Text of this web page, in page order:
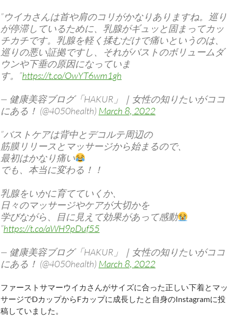
”ウイカさんは首や肩のコリがかなりありますね。巡り
が停滞しているために、乳腺がギュッと固まってカッ
チカチです。乳腺を軽く揉むだけで痛いというのは、
巡りの悪い証拠ですし、それがバストのボリュームダ
ウンや下垂の原因になっていま
す。”https://t.co/OwYT6wm1gh
— 健康美容ブログ「HAKUR」｜女性の知りたいがココ
にある！ (@4050health) March 8, 2022
”バストケアは背中とデコルテ周辺の
筋膜リリースとマッサージから始まるので、
最初はかなり痛い
でも、本当に変わる！！
乳腺をいかに育てていくか、
日々のマッサージやケアが大切かを
学びながら、目に見えて効果があって感動
”https://t.co/aWH9pDuf55
— 健康美容ブログ「HAKUR」｜女性の知りたいがココ
にある！ (@4050health) March 8, 2022
ファーストサマーウイカさんがサイズに合った正しい下着とマッ
サージでDカップからFカップに成長したと自身のInstagramに投
稿していました。